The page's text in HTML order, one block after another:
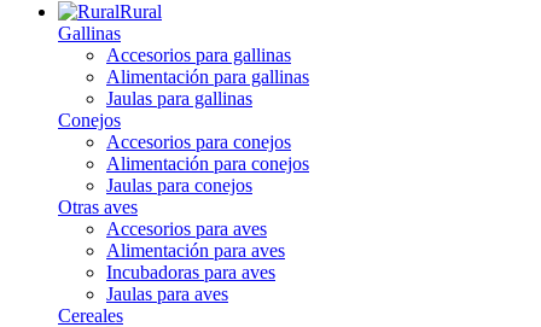
Rural
Gallinas
Accesorios para gallinas
Alimentación para gallinas
Jaulas para gallinas
Conejos
Accesorios para conejos
Alimentación para conejos
Jaulas para conejos
Otras aves
Accesorios para aves
Alimentación para aves
Incubadoras para aves
Jaulas para aves
Cereales